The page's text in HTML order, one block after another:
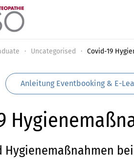
Uncategorised Covid-19
Anleitung Eventbooking & E-
Hygienemaßnahmen